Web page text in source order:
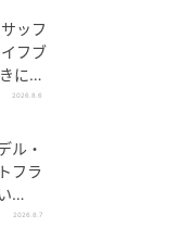
ッフ
フブ
に、
て挙
2026.8.6
ル・
フラ
の絵
2026.8.7